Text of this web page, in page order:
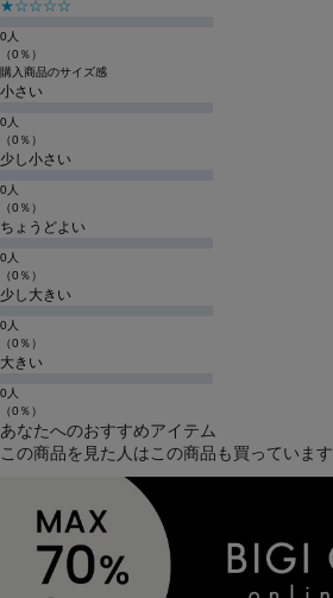
★☆☆☆☆
0人
（0％）
購入商品のサイズ感
小さい
0人
（0％）
少し小さい
0人
（0％）
ちょうどよい
0人
（0％）
少し大きい
0人
（0％）
大きい
0人
（0％）
あなたへのおすすめアイテム
この商品を見た人はこの商品も買っています